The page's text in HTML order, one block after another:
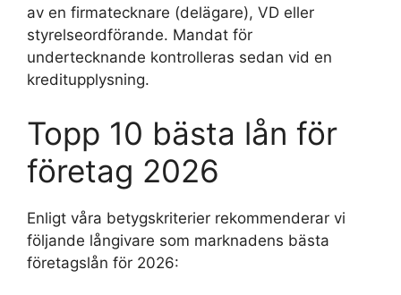
av en firmatecknare (delägare), VD eller
styrelseordförande. Mandat för
undertecknande kontrolleras sedan vid en
kreditupplysning.
Topp 10 bästa lån för
företag 2026
Enligt våra betygskriterier rekommenderar vi
följande långivare som marknadens bästa
företagslån för 2026: